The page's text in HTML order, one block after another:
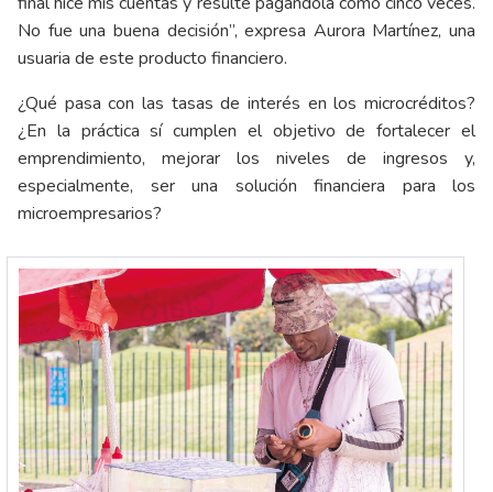
No fue una buena decisión”, expresa Aurora Martínez, una
usuaria de este producto financiero.
¿Qué pasa con las tasas de interés en los microcréditos?
¿En la práctica sí cumplen el objetivo de fortalecer el
emprendimiento, mejorar los niveles de ingresos y,
especialmente, ser una solución financiera para los
microempresarios?